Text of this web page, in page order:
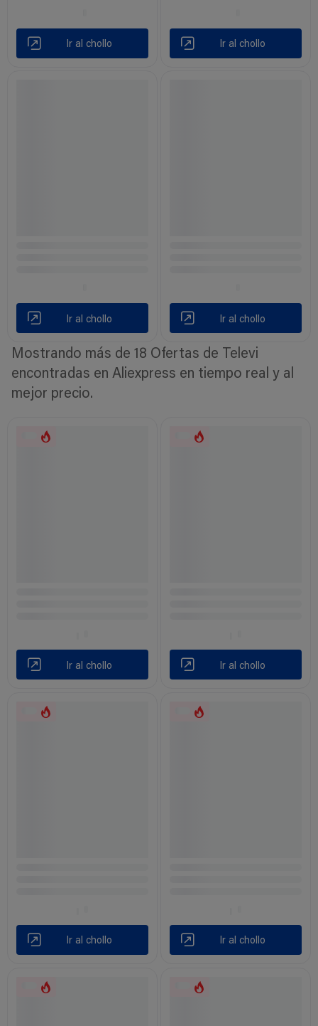
Ir al chollo Ir al chollo
Ir al chollo Ir al chollo
Mostrando más de 18 Ofertas de Televi
encontradas en Aliexpress en tiempo real y al
mejor precio.
Ir al chollo Ir al chollo
Ir al chollo Ir al chollo